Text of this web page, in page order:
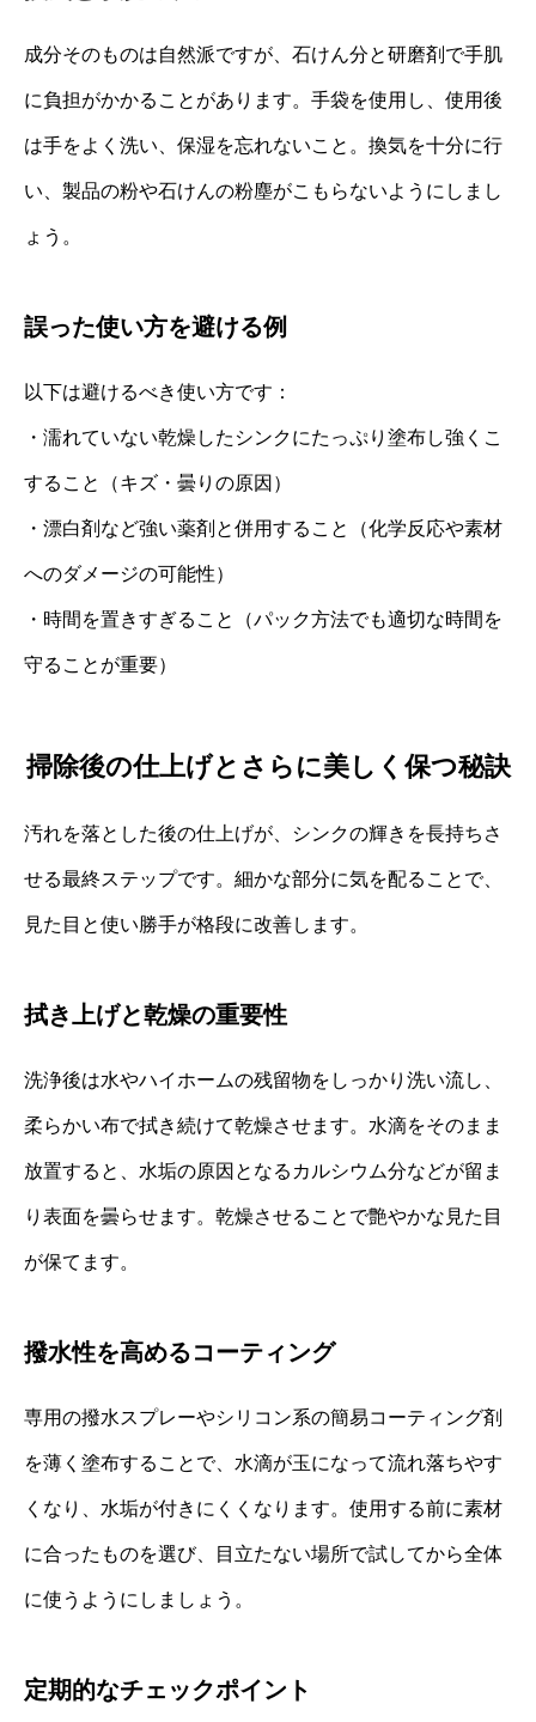
成分そのものは自然派ですが、石けん分と研磨剤で手肌
に負担がかかることがあります。手袋を使用し、使用後
は手をよく洗い、保湿を忘れないこと。換気を十分に行
い、製品の粉や石けんの粉塵がこもらないようにしまし
ょう。
誤った使い方を避ける例
以下は避けるべき使い方です：
・濡れていない乾燥したシンクにたっぷり塗布し強くこ
すること（キズ・曇りの原因）
・漂白剤など強い薬剤と併用すること（化学反応や素材
へのダメージの可能性）
・時間を置きすぎること（パック方法でも適切な時間を
守ることが重要）
掃除後の仕上げとさらに美しく保つ秘訣
汚れを落とした後の仕上げが、シンクの輝きを長持ちさ
せる最終ステップです。細かな部分に気を配ることで、
見た目と使い勝手が格段に改善します。
拭き上げと乾燥の重要性
洗浄後は水やハイホームの残留物をしっかり洗い流し、
柔らかい布で拭き続けて乾燥させます。水滴をそのまま
放置すると、水垢の原因となるカルシウム分などが留ま
り表面を曇らせます。乾燥させることで艶やかな見た目
が保てます。
撥水性を高めるコーティング
専用の撥水スプレーやシリコン系の簡易コーティング剤
を薄く塗布することで、水滴が玉になって流れ落ちやす
くなり、水垢が付きにくくなります。使用する前に素材
に合ったものを選び、目立たない場所で試してから全体
に使うようにしましょう。
定期的なチェックポイント